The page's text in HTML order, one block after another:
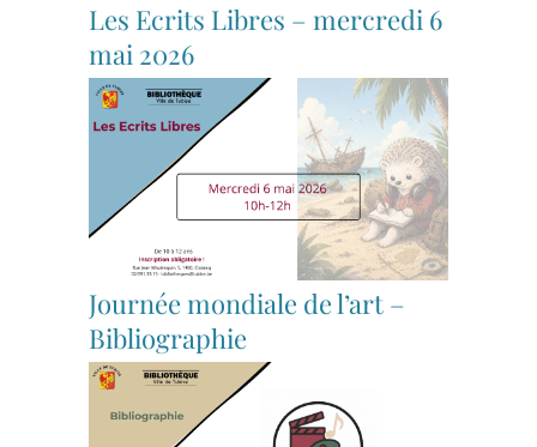
Les Ecrits Libres – mercredi 6
mai 2026
Journée mondiale de l’art –
Bibliographie